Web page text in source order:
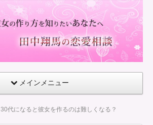
メインメニュー
30代になると彼女を作るのは難しくなる？